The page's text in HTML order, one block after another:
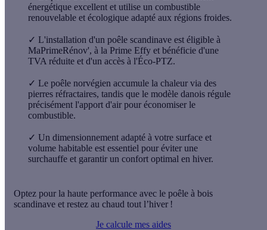
énergétique excellent et utilise un combustible
renouvelable et écologique adapté aux régions froides.
✓ L'installation d'un poêle scandinave est éligible à
MaPrimeRénov', à la Prime Effy et bénéficie d'une
TVA réduite et d'un accès à l'Éco-PTZ.
✓ Le poêle norvégien accumule la chaleur via des
pierres réfractaires, tandis que le modèle danois régule
précisément l'apport d'air pour économiser le
combustible.
✓ Un dimensionnement adapté à votre surface et
volume habitable est essentiel pour éviter une
surchauffe et garantir un confort optimal en hiver.
Optez pour la haute performance avec le poêle à bois
scandinave et restez au chaud tout l’hiver !
Je calcule mes aides